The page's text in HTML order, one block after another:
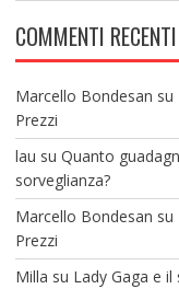
COMMENTI RECENTI
Marcello Bondesan su
Prezzi
lau su Quanto
sorveglianza?
Marcello Bondesan su
Prezzi
Milla su Lady Gaga e